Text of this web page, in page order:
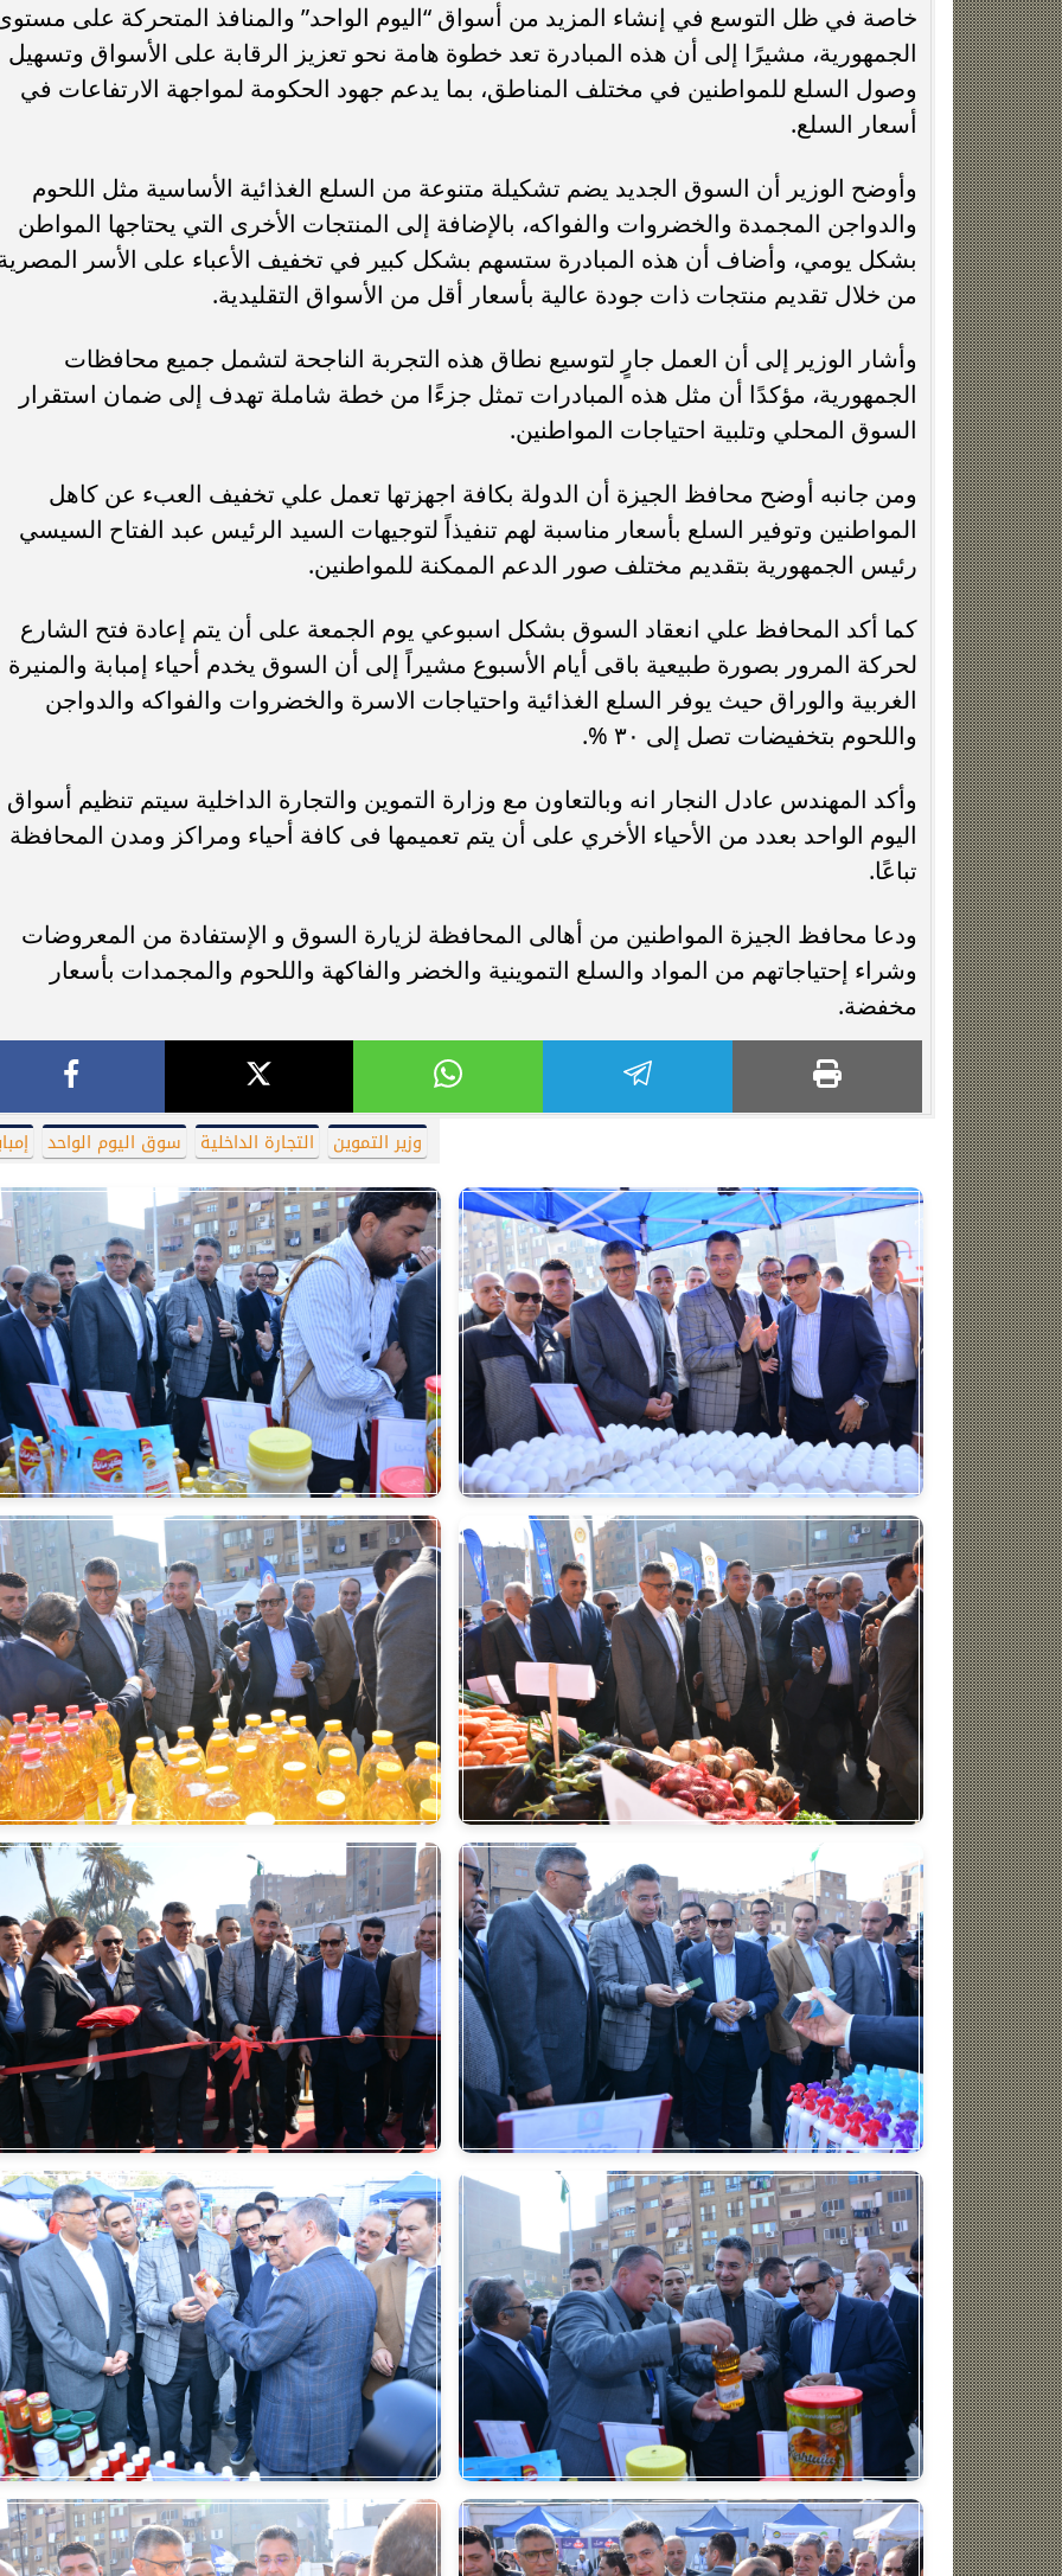
خاصة في ظل التوسع في إنشاء المزيد من أسواق “اليوم الواحد” والمنافذ المتحركة على
الجمهورية، مشيرًا إلى أن هذه المبادرة تعد خطوة هامة نحو تعزيز الرقابة على الأسواق وتسهيل
وصول السلع للمواطنين في مختلف المناطق، بما يدعم جهود الحكومة لمواجهة الارتفاعات في
أسعار السلع.
وأوضح الوزير أن السوق الجديد يضم تشكيلة متنوعة من السلع الغذائية الأساسية مثل اللحوم
والدواجن المجمدة والخضروات والفواكه، بالإضافة إلى المنتجات الأخرى التي يحتاجها المواطن
بشكل يومي، وأضاف أن هذه المبادرة ستسهم بشكل كبير في تخفيف الأعباء على الأسر
من خلال تقديم منتجات ذات جودة عالية بأسعار أقل من الأسواق التقليدية.
وأشار الوزير إلى أن العمل جارٍ لتوسيع نطاق هذه التجربة الناجحة لتشمل جميع محافظات
الجمهورية، مؤكدًا أن مثل هذه المبادرات تمثل جزءًا من خطة شاملة تهدف إلى ضمان استقرار
السوق المحلي وتلبية احتياجات المواطنين.
ومن جانبه أوضح محافظ الجيزة أن الدولة بكافة اجهزتها تعمل علي تخفيف العبء عن كاهل
المواطنين وتوفير السلع بأسعار مناسبة لهم تنفيذاً لتوجيهات السيد الرئيس عبد الفتاح السيسي
رئيس الجمهورية بتقديم مختلف صور الدعم الممكنة للمواطنين.
كما أكد المحافظ علي انعقاد السوق بشكل اسبوعي يوم الجمعة على أن يتم إعادة فتح الشارع
لحركة المرور بصورة طبيعية باقى أيام الأسبوع مشيراً إلى أن السوق يخدم أحياء إمبابة والمنيرة
الغربية والوراق حيث يوفر السلع الغذائية واحتياجات الاسرة والخضروات والفواكه والدواجن
واللحوم بتخفيضات تصل إلى ٣٠ %.
وأكد المهندس عادل النجار انه وبالتعاون مع وزارة التموين والتجارة الداخلية سيتم تنظيم أسواق
اليوم الواحد بعدد من الأحياء الأخري على أن يتم تعميمها فى كافة أحياء ومراكز ومدن المحافظة
تباعًا.
ودعا محافظ الجيزة المواطنين من أهالى المحافظة لزيارة السوق و الإستفادة من المعروضات
وشراء إحتياجاتهم من المواد والسلع التموينية والخضر والفاكهة واللحوم والمجمدات بأسعار
مخفضة.
وزير التموين التجارة الداخلية سوق اليوم الواحد